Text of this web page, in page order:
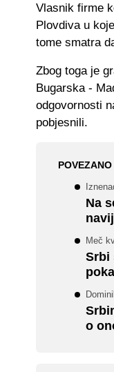
Vlasnik firme
Plovdiva u
tome smatra
Zbog toga je
Bugarska -
odgovornosti
pobjesnili.
POVEZANO
Na
Meč
Srbi
o